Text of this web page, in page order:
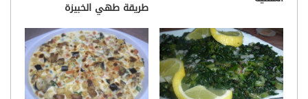
طريقة طهي الخبيزة